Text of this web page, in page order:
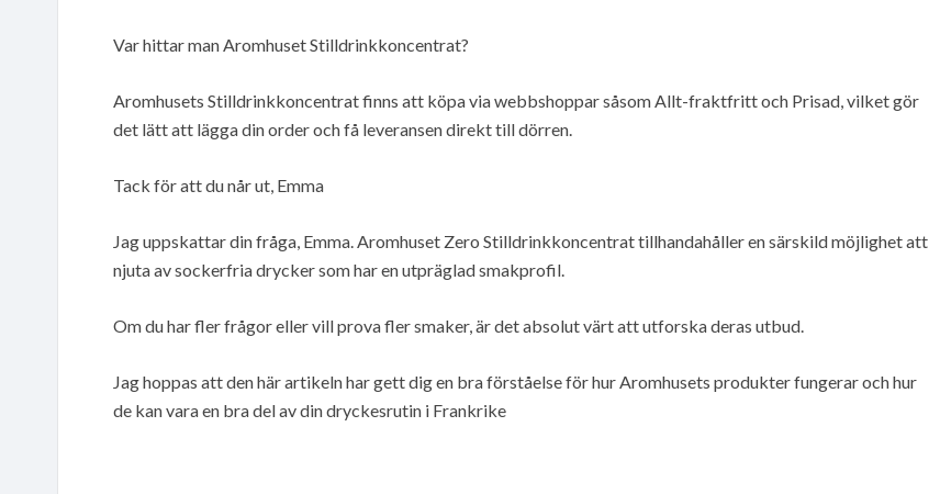
Var hittar man Aromhuset Stilldrinkkoncentrat?
Aromhusets Stilldrinkkoncentrat finns att köpa via webbshoppar såsom Allt-fraktfritt och Prisad, vilket gör
det lätt att lägga din order och få leveransen direkt till dörren.
Tack för att du når ut, Emma
Jag uppskattar din fråga, Emma. Aromhuset Zero Stilldrinkkoncentrat tillhandahåller en särskild möjlighet att
njuta av sockerfria drycker som har en utpräglad smakprofil.
Om du har fler frågor eller vill prova fler smaker, är det absolut värt att utforska deras utbud.
Jag hoppas att den här artikeln har gett dig en bra förståelse för hur Aromhusets produkter fungerar och hur
de kan vara en bra del av din dryckesrutin i Frankrike